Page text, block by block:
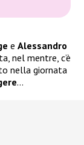
e Alessandro
nel mentre, c’è
nella giornata
…